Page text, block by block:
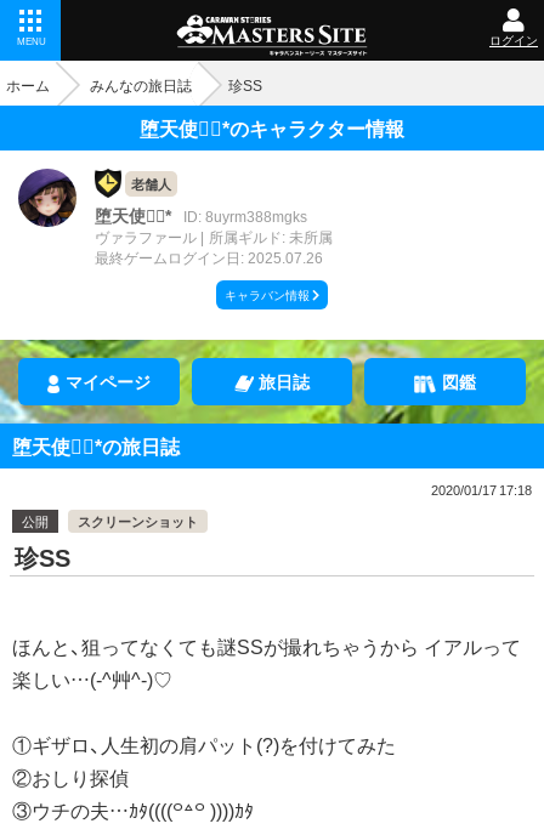
MENU ログイン
ホーム みんなの旅日誌 珍SS
堕天使❁⃘*のキャラクター情報
老舗人
堕天使❁⃘* ID: 8uyrm388mgks
ヴァラファール
所属ギルド: 未所属
最終ゲームログイン日: 2025.07.26
キャラバン情報
マイページ 旅日誌 図鑑
堕天使❁⃘*の旅日誌
2020/01/17 17:18
公開
スクリーンショット
珍SS
ほんと、狙ってなくても謎SSが撮れちゃうから イアルって
楽しい…(-^艸^-)♡
①ギザロ、人生初の肩パット(?)を付けてみた
②おしり探偵
③ウチの夫…ｶﾀ((((꒪꒫꒪ ))))ｶﾀ